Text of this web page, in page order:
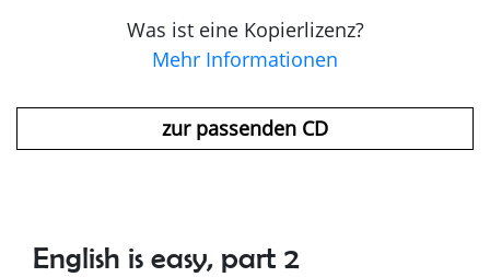
Was ist eine Kopierlizenz?
Mehr Informationen
zur passenden CD
English is easy, part 2